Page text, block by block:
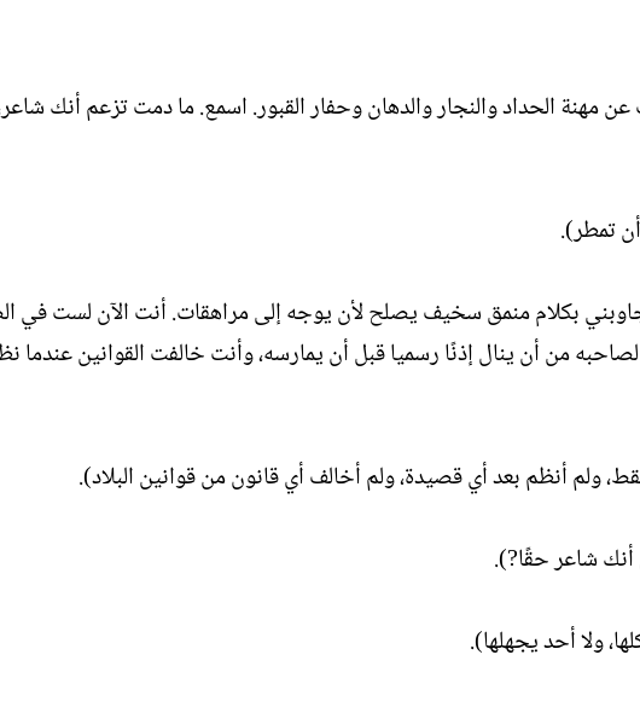
مهنة الحداد والنجار والدهان وحفار القبور. اسمع. ما دمت تزعم أنك
تمطر).
بكلام منمق سخيف يصلح لأن يوجه إلى مراهقات. أنت الآن لست في
من أن ينال إذنًا رسميا قبل أن يمارسه، وأنت خالفت القوانين عندما
ولم أنظم بعد أي قصيدة، ولم أخالف أي قانون من قوانين البلاد).
أنك شاعر حقًا?).
ولا أحد يجهلها).